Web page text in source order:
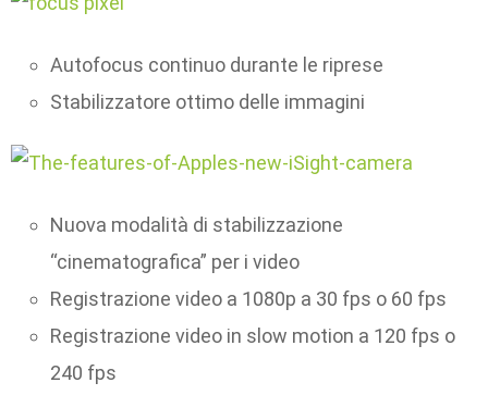
Autofocus continuo durante le riprese
Stabilizzatore ottimo delle immagini
Nuova modalità di stabilizzazione
“cinematografica” per i video
Registrazione video a 1080p a 30 fps o 60 fps
Registrazione video in slow motion a 120 fps o
240 fps